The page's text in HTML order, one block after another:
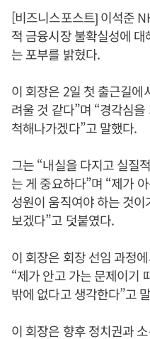
[비즈니스포스트] 이석준
적 금융시장 불확실성에
는 포부를 밝혔다.
이 회장은 2일 첫 출근길에
려울 것 같다”며 “경각심
척해나가겠다”고 말했다.
그는 “내실을 다지고 실질
는 게 중요하다”며 “제가
성원이 움직여야 하는 것
보겠다”고 덧붙였다.
이 회장은 회장 선임 과정
“제가 안고 가는 문제이기
밖에 없다고 생각한다”고
이 회장은 향후 정치권과